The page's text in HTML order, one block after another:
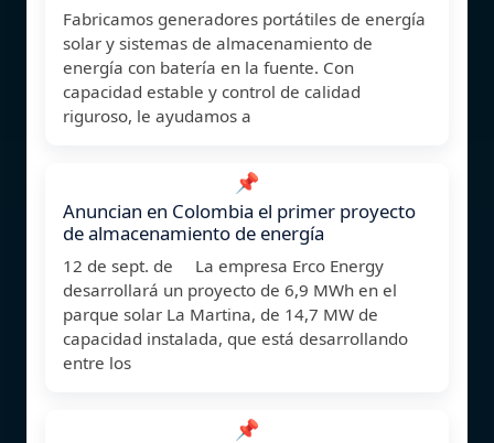
Fabricamos generadores portátiles de energía
solar y sistemas de almacenamiento de
energía con batería en la fuente. Con
capacidad estable y control de calidad
riguroso, le ayudamos a
📌
Anuncian en Colombia el primer proyecto
de almacenamiento de energía
12 de sept. de La empresa Erco Energy
desarrollará un proyecto de 6,9 MWh en el
parque solar La Martina, de 14,7 MW de
capacidad instalada, que está desarrollando
entre los
📌